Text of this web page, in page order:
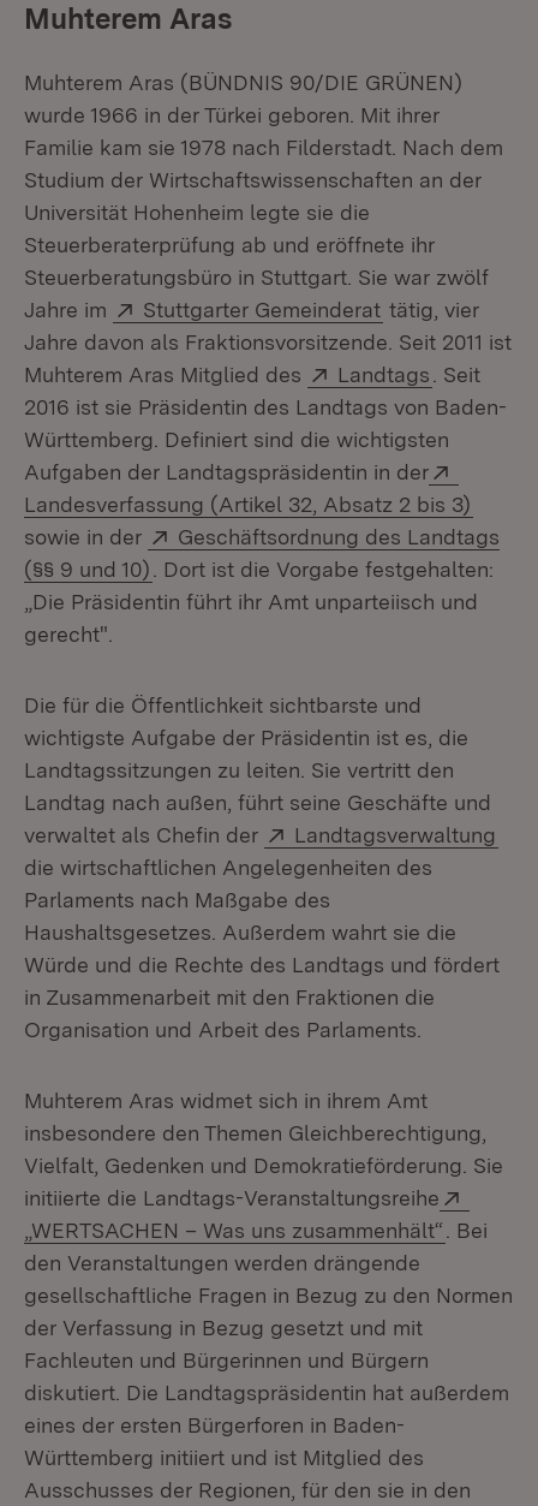
Muhterem Aras
Muhterem Aras (BÜNDNIS 90/DIE GRÜNEN)
wurde 1966 in der Türkei geboren. Mit ihrer
Familie kam sie 1978 nach Filderstadt. Nach dem
Studium der Wirtschaftswissenschaften an der
Universität Hohenheim legte sie die
Steuerberaterprüfung ab und eröffnete ihr
Steuerberatungsbüro in Stuttgart. Sie war zwölf
Jahre im
Extern:
Stuttgarter Gemeinderat (Öffnet in
tätig, vier
Jahre davon als Fraktionsvorsitzende. Seit 2011 ist
Muhterem Aras Mitglied des
Extern:
Landtags (Öffnet in
. Seit
2016 ist sie Präsidentin des Landtags von Baden-
Württemberg. Definiert sind die wichtigsten
Aufgaben der Landtagspräsidentin in der
Landesverfassung (Artikel 32, Absatz 2 bis 3)
sowie in der
Extern:
Geschäftsordnung des Landtags
(§§ 9 und 10) (Öffnet in neuem Fenster)
. Dort ist die Vorgabe festgehalten:
„Die Präsidentin führt ihr Amt unparteiisch und
gerecht".
Die für die Öffentlichkeit sichtbarste und
wichtigste Aufgabe der Präsidentin ist es, die
Landtagssitzungen zu leiten. Sie vertritt den
Landtag nach außen, führt seine Geschäfte und
verwaltet als Chefin der
Extern:
Landtagsverwaltung
die wirtschaftlichen Angelegenheiten des
Parlaments nach Maßgabe des
Haushaltsgesetzes. Außerdem wahrt sie die
Würde und die Rechte des Landtags und fördert
in Zusammenarbeit mit den Fraktionen die
Organisation und Arbeit des Parlaments.
Muhterem Aras widmet sich in ihrem Amt
insbesondere den Themen Gleichberechtigung,
Vielfalt, Gedenken und Demokratieförderung. Sie
initiierte die Landtags-Veranstaltungsreihe
„WERTSACHEN – Was uns zusammenhält“ (Öffnet
. Bei
den Veranstaltungen werden drängende
gesellschaftliche Fragen in Bezug zu den Normen
der Verfassung in Bezug gesetzt und mit
Fachleuten und Bürgerinnen und Bürgern
diskutiert. Die Landtagspräsidentin hat außerdem
eines der ersten Bürgerforen in Baden-
Württemberg initiiert und ist Mitglied des
Ausschusses der Regionen, für den sie in den